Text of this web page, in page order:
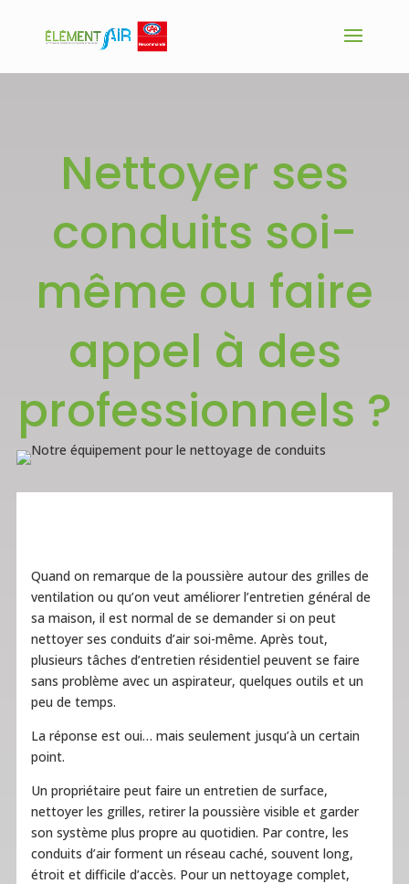
Nettoyer ses
conduits soi-
même ou faire
appel à des
professionnels ?
Quand on remarque de la poussière autour des grilles de
ventilation ou qu’on veut améliorer l’entretien général de
sa maison, il est normal de se demander si on peut
nettoyer ses conduits d’air soi-même. Après tout,
plusieurs tâches d’entretien résidentiel peuvent se faire
sans problème avec un aspirateur, quelques outils et un
peu de temps.
La réponse est oui… mais seulement jusqu’à un certain
point.
Un propriétaire peut faire un entretien de surface,
nettoyer les grilles, retirer la poussière visible et garder
son système plus propre au quotidien. Par contre, les
conduits d’air forment un réseau caché, souvent long,
étroit et difficile d’accès. Pour un nettoyage complet,